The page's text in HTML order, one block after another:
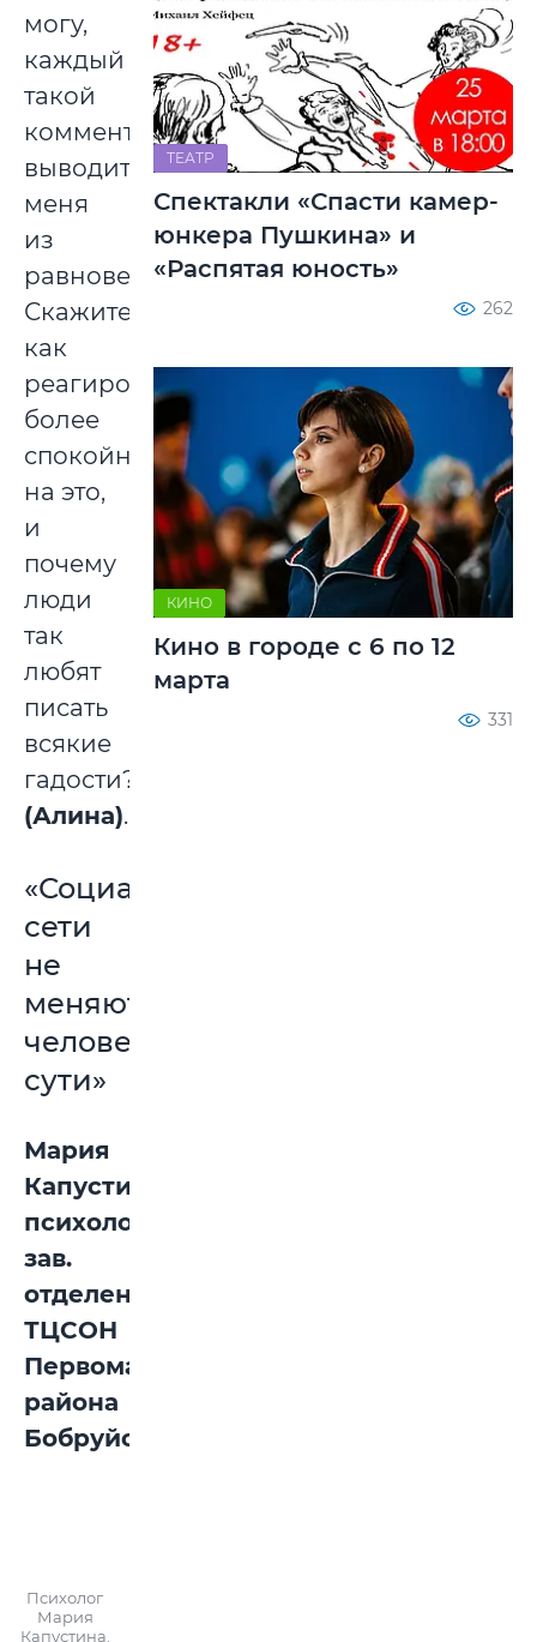
могу,
каждый
такой
комментарий
выводит
меня
из
равновесия.
Скажите,
как
реагировать
более
спокойно
на это,
и
почему
люди
так
любят
писать
всякие
гадости?»
(Алина).
«Социальные
сети
не
меняют
человеческой
сути»
Мария
Капустина,
психолог,
зав.
отделением
ТЦСОН
Первомайского
района
Бобруйска:
Психолог
Мария
Капустина.
ТЕАТР
Спектакли «Спасти камер-
юнкера Пушкина» и
«Распятая юность»
262
КИНО
Кино в городе с 6 по 12
марта
331